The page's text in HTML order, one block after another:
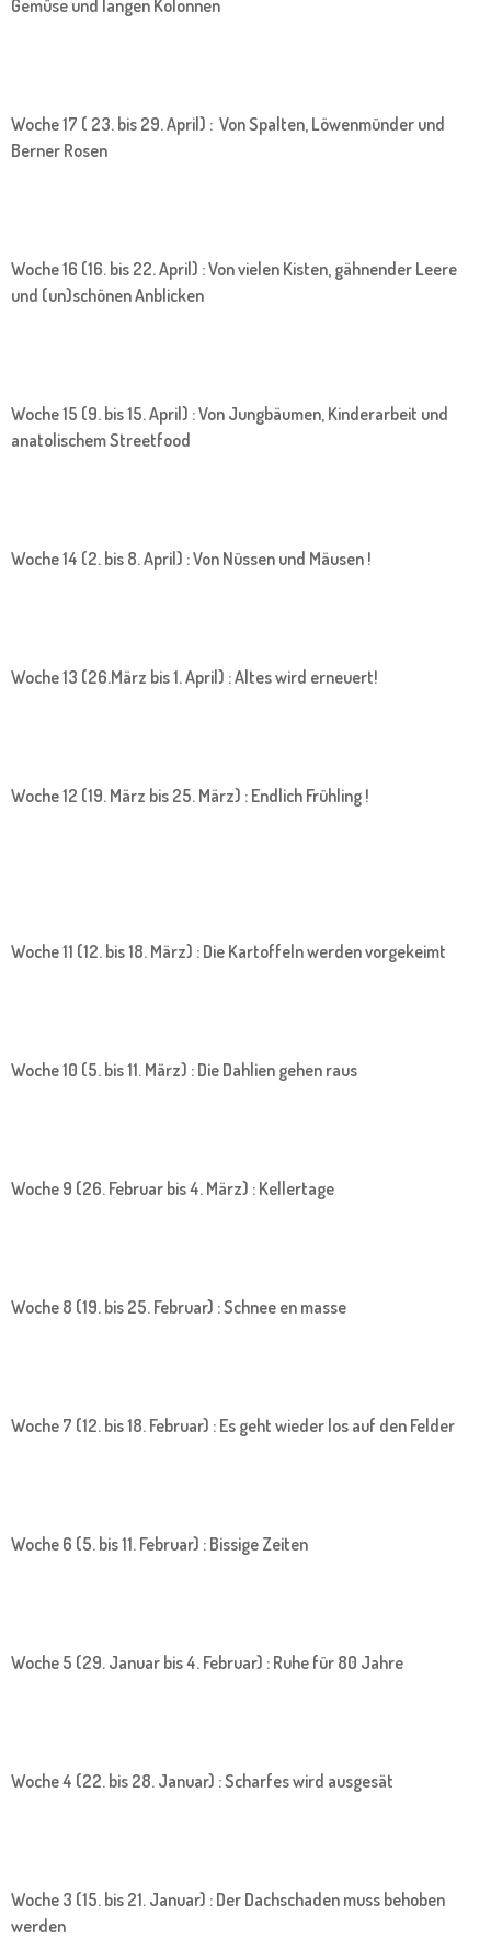
Gemüse und langen Kolonnen
Woche 17 ( 23. bis 29. April) : Von Spalten, Löwenmünder und
Berner Rosen
Woche 16 (16. bis 22. April) : Von vielen Kisten, gähnender Leere
und (un)schönen Anblicken
Woche 15 (9. bis 15. April) : Von Jungbäumen, Kinderarbeit und
anatolischem Streetfood
Woche 14 (2. bis 8. April) : Von Nüssen und Mäusen !
Woche 13 (26.März bis 1. April) : Altes wird erneuert!
Woche 12 (19. März bis 25. März) : Endlich Frühling !
Woche 11 (12. bis 18. März) : Die Kartoffeln werden vorgekeimt
Woche 10 (5. bis 11. März) : Die Dahlien gehen raus
Woche 9 (26. Februar bis 4. März) : Kellertage
Woche 8 (19. bis 25. Februar) : Schnee en masse
Woche 7 (12. bis 18. Februar) : Es geht wieder los auf den Felder
Woche 6 (5. bis 11. Februar) : Bissige Zeiten
Woche 5 (29. Januar bis 4. Februar) : Ruhe für 80 Jahre
Woche 4 (22. bis 28. Januar) : Scharfes wird ausgesät
Woche 3 (15. bis 21. Januar) : Der Dachschaden muss behoben
werden